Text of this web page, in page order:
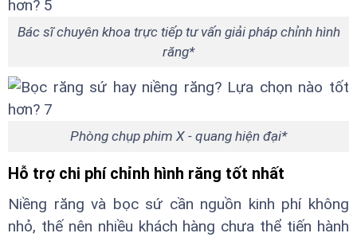
Bác sĩ chuyên khoa trực tiếp tư vấn giải pháp chỉnh hình
răng*
Phòng chụp phim X - quang hiện đại*
Hỗ trợ chi phí chỉnh hình răng tốt nhất
Niềng răng và bọc sứ cần nguồn kinh phí không
nhỏ, thế nên nhiều khách hàng chưa thể tiến hành